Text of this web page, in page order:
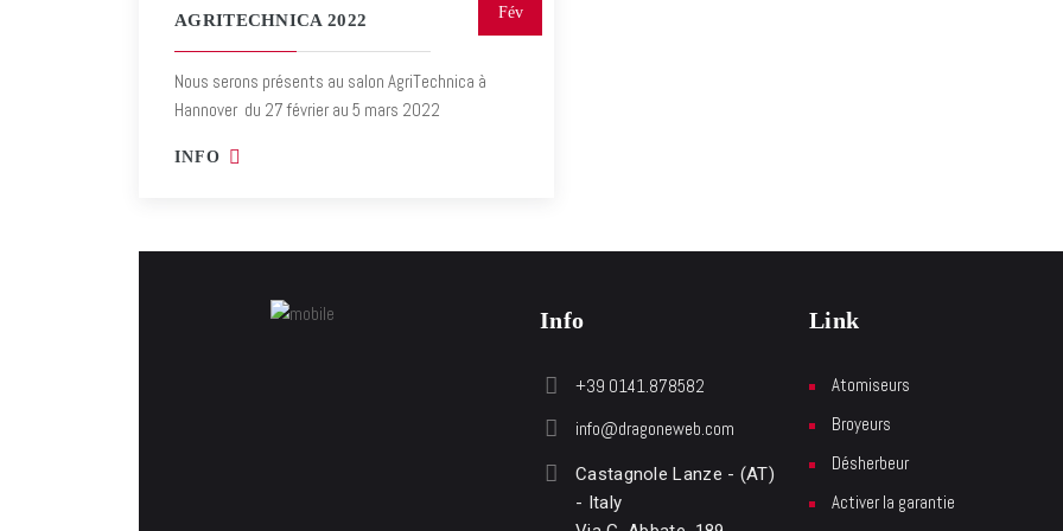
Fév
AGRITECHNICA 2022
Nous serons présents au salon AgriTechnica à
Hannover du 27 février au 5 mars 2022
INFO
Info
+39 0141.878582
info@dragoneweb.com
Castagnole Lanze - (AT)
- Italy
Link
Atomiseurs
Broyeurs
Désherbeur
Activer la garantie